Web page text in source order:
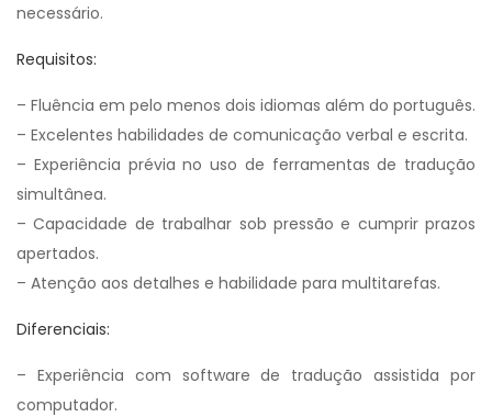
necessário.
Requisitos:
– Fluência em pelo menos dois idiomas além do português.
– Excelentes habilidades de comunicação verbal e escrita.
– Experiência prévia no uso de ferramentas de tradução
simultânea.
– Capacidade de trabalhar sob pressão e cumprir prazos
apertados.
– Atenção aos detalhes e habilidade para multitarefas.
Diferenciais:
– Experiência com software de tradução assistida por
computador.